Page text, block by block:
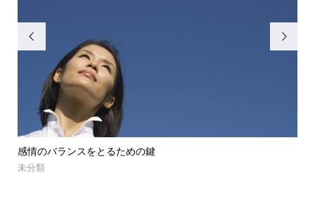

スをとるための鍵
